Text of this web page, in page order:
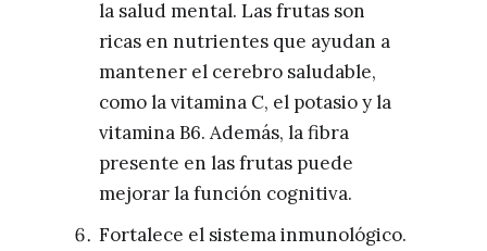
la salud mental. Las frutas son
ricas en nutrientes que ayudan a
mantener el cerebro saludable,
como la vitamina C, el potasio y la
vitamina B6. Además, la fibra
presente en las frutas puede
mejorar la función cognitiva.
Fortalece el sistema inmunológico.